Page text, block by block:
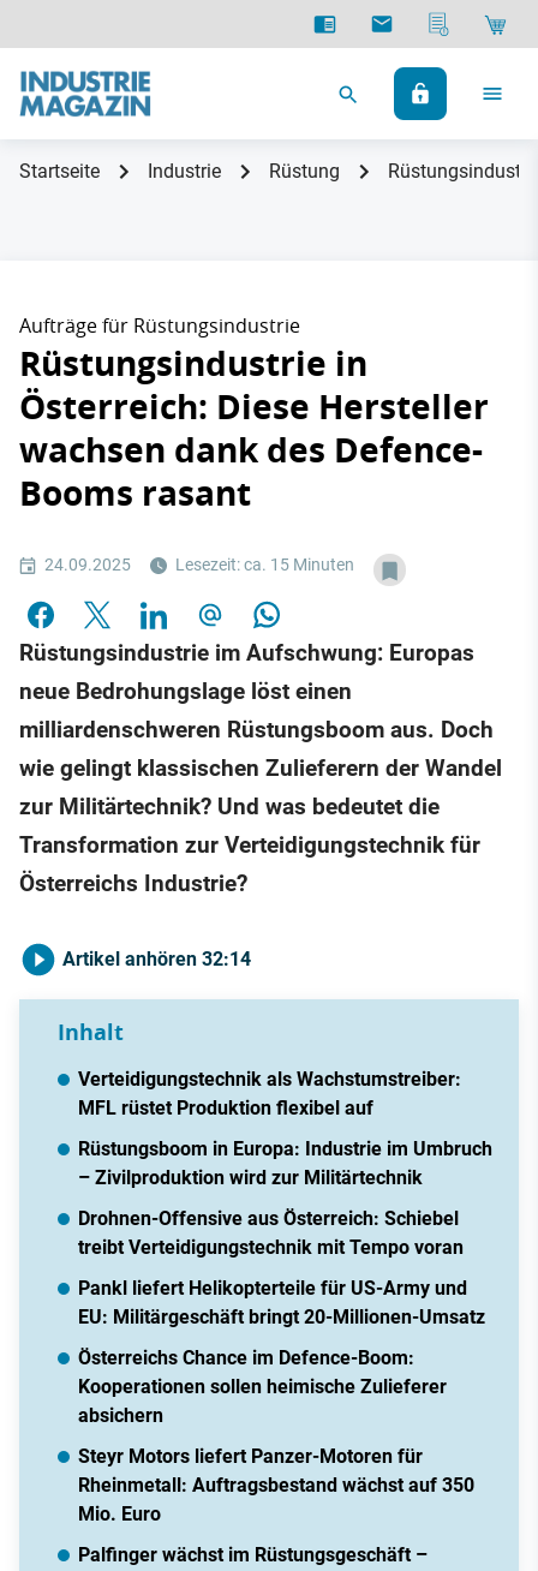
Startseite Industrie Rüstung
Aufträge für Rüstungsindustrie
Rüstungsindustrie in
Österreich: Diese Hersteller
wachsen dank des Defence-
Booms rasant
24.09.2025 Lesezeit: ca. 15 Minuten
Rüstungsindustrie im Aufschwung: Europas
neue Bedrohungslage löst einen
milliardenschweren Rüstungsboom aus. Doch
wie gelingt klassischen Zulieferern der Wandel
zur Militärtechnik? Und was bedeutet die
Transformation zur Verteidigungstechnik für
Österreichs Industrie?
Artikel anhören 32:14
Inhalt
Verteidigungstechnik als Wachstumstreiber:
MFL rüstet Produktion flexibel auf
Rüstungsboom in Europa: Industrie im Umbruch
– Zivilproduktion wird zur Militärtechnik
Drohnen-Offensive aus Österreich: Schiebel
treibt Verteidigungstechnik mit Tempo voran
Pankl liefert Helikopterteile für US-Army und
EU: Militärgeschäft bringt 20-Millionen-Umsatz
Österreichs Chance im Defence-Boom:
Kooperationen sollen heimische Zulieferer
absichern
Steyr Motors liefert Panzer-Motoren für
Rheinmetall: Auftragsbestand wächst auf 350
Mio. Euro
Palfinger wächst im Rüstungsgeschäft –